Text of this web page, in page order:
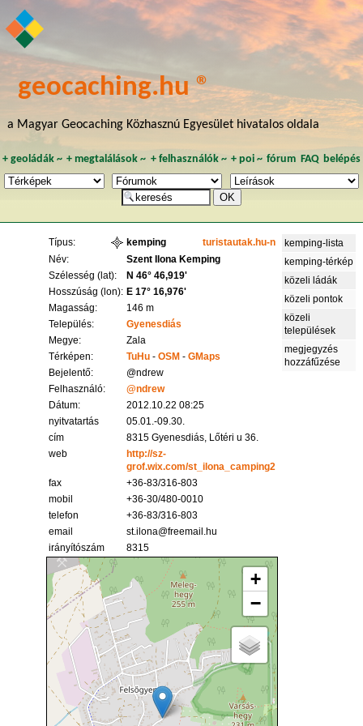
geocaching.hu ®
a Magyar Geocaching Közhasznú Egyesület hivatalos oldala
+ geoládák~ +megtalálások ~ + felhasználók~ + poi~ fórum FAQ belépés
Típus: kemping
turistautak.hu-n
Név:
Szent Ilona Kemping
Szélesség (lat):
N 46° 46,919'
Hosszúság (lon): E 17° 16,976'
Magasság:
146 m
Település:
Gyenesdiás
Megye:
Zala
Térképen:
TuHu -OSM -GMaps
Bejelentő:
@ndrew
Felhasználó:
@ndrew
Dátum:
2012.10.22 08:25
nyitvatartás
05.01.-09.30.
cím
8315 Gyenesdiás, Lőtéri u 36.
web
http://sz-
grof.wix.com/st_ilona_camping2
fax
+36-83/316-803
mobil
+36-30/480-0010
telefon
+36-83/316-803
email
st.ilona@freemail.hu
irányítószám
8315
+
−
kemping-lista
kemping-térkép
közeli ládák
közeli pontok
közeli
települések
megjegyzés
hozzáfűzése